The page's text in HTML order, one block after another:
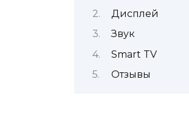
Дисплей
Звук
Smart TV
Отзывы